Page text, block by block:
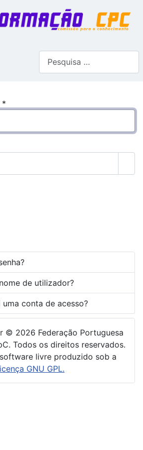
*
de utilizador?
conta de acesso?
© 2026 Federação Portuguesa
Todos os direitos reservados.
livre produzido sob a
GNU GPL.